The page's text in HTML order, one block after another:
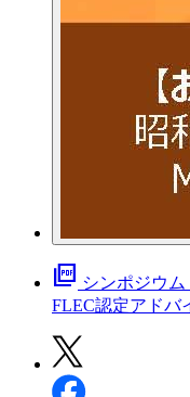
picture_as_pdf シンポジウ
FLEC認定アドバ